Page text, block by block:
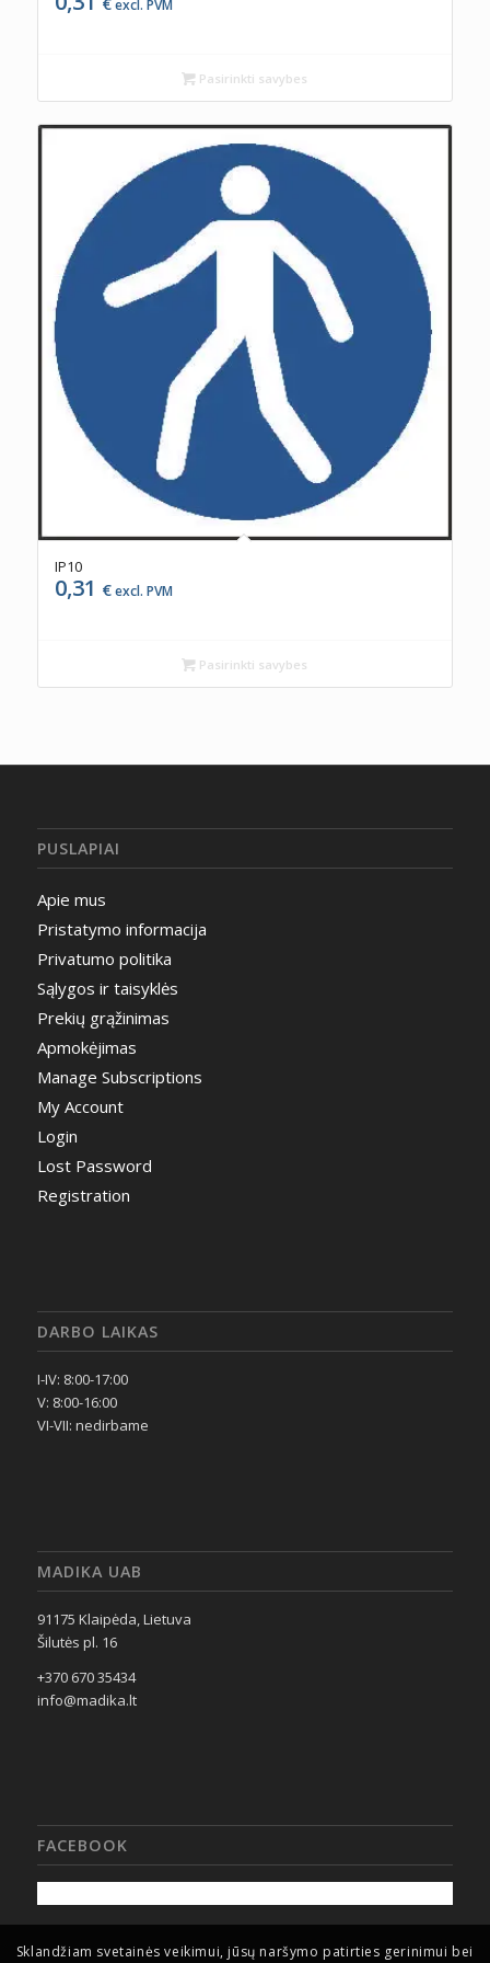
excl. PVM
Pasirinkti savybes
IP10
0,31 €excl. PVM
Pasirinkti savybes
PUSLAPIAI
Apie mus
Pristatymo informacija
Privatumo politika
Sąlygos ir taisyklės
Prekių grąžinimas
Apmokėjimas
Manage Subscriptions
My Account
Login
Lost Password
Registration
DARBO LAIKAS
I-IV: 8:00-17:00
V: 8:00-16:00
VI-VII: nedirbame
MADIKA UAB
91175 Klaipėda, Lietuva
Šilutės pl. 16
+370 670 35434
info@madika.lt
FACEBOOK
Sklandžiam svetainės veikimui, jūsų naršymo patirties gerinimui bei